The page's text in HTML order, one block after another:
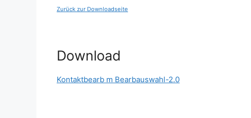
Zurück zur Downloadseite
Download
Kontaktbearb m Bearbauswahl-2.0